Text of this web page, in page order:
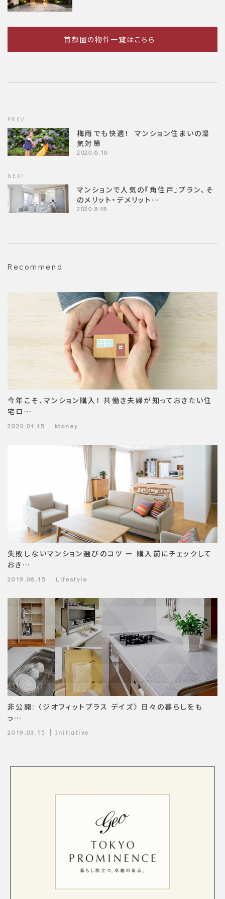
首都圏の物件一覧はこちら
PREV
梅雨でも快適！ マンション住まいの湿
気対策
2020.6.16
NEXT
マンションで人気の『角住戸』プラン、そ
のメリット・デメリット…
2020.8.18
Recommend
今年こそ、マンション購入！ 共働き夫婦が知っておきたい住
宅ロ…
2020.01.15 Money
失敗しないマンション選びのコツ ー 購入前にチェックして
おき…
2019.06.15 Lifestyle
非公開: 〈ジオフィットプラス デイズ〉 日々の暮らしをも
っ…
2019.03.15 Initiative